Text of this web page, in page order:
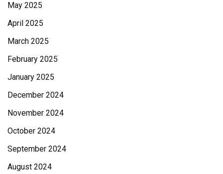
May 2025
April 2025
March 2025
February 2025
January 2025
December 2024
November 2024
October 2024
September 2024
August 2024